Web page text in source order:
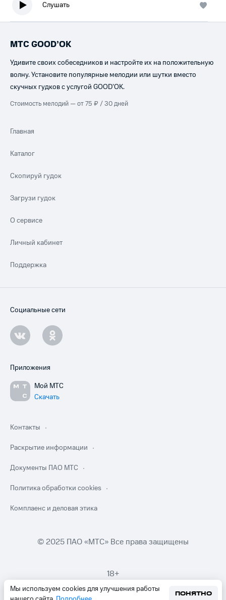
Слушать
Мы используем cookies для улучшения работы
ПОНЯТНО
МТС GOOD’OK
Удивите своих собеседников и настройте их на положительную
волну. Установите популярные мелодии или шутки вместо
скучных гудков с услугой GOOD’OK.
Стоимость мелодий — от 75 ₽ / 30 дней
Главная
Каталог
Скопируй гудок
Загрузи гудок
О сервисе
Личный кабинет
Поддержка
Социальные сети
Приложения
Мой МТС
Скачать
Контакты
Раскрытие информации
Документы ПАО МТС
Политика обработки cookies
Комплаенс и деловая этика
© 2025 ПАО «МТС» Все права защищены
18+